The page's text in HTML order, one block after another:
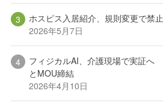
ホスピス入居紹介、規則変更で禁
2026年5月7日
フィジカルAI、介護現場で実証へ
とMOU締結
2026年4月10日